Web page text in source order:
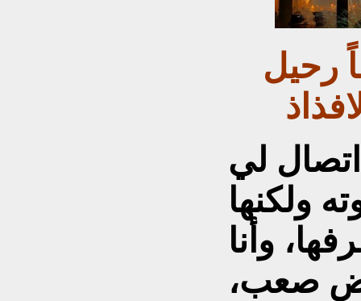
رحيل
لي
ولكنها
وأنا
صعب،